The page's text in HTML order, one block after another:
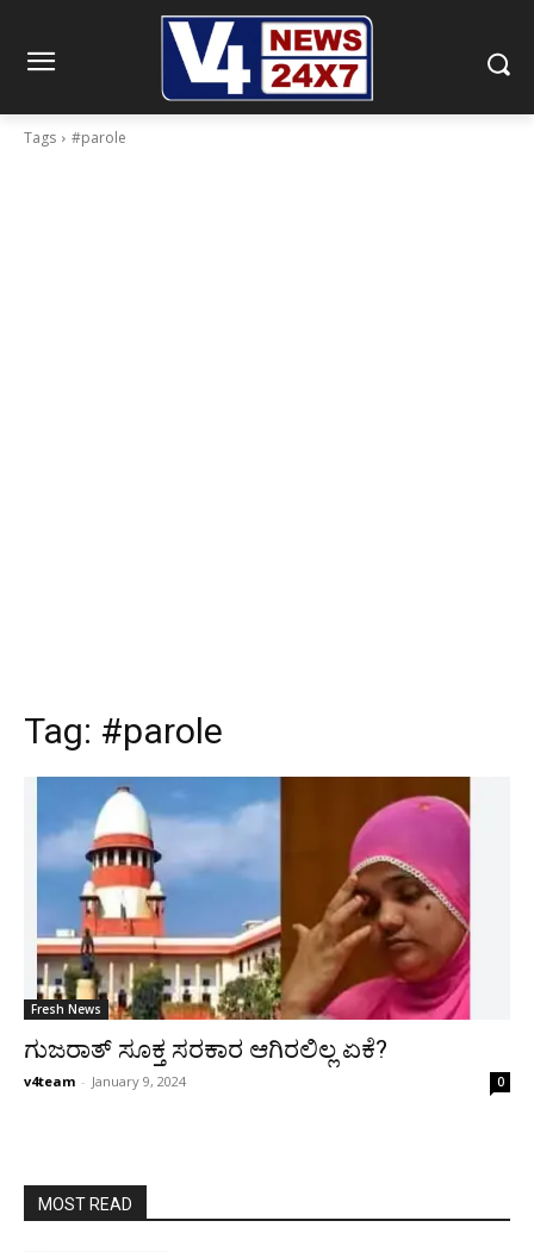
Tags #parole
Tag: #parole
Fresh News
ಗುಜರಾತ್ ಸೂಕ್ತ ಸರಕಾರ ಆಗಿರಲಿಲ್ಲ ಏಕೆ?
v4team - January 9, 2024 0
MOST READ